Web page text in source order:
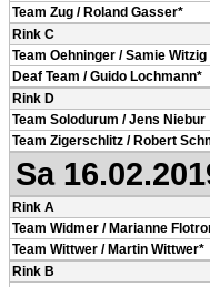
Team Zug / Roland Gasser*
Rink C
Team Oehninger / Samie Witzig
Deaf Team / Guido Lochmann*
Rink D
Team Solodurum / Jens Niebur
Team Zigerschlitz / Robert
Sa
Rink A
Team Widmer / Marianne
Team Wittwer / Martin Wittwer*
Rink B